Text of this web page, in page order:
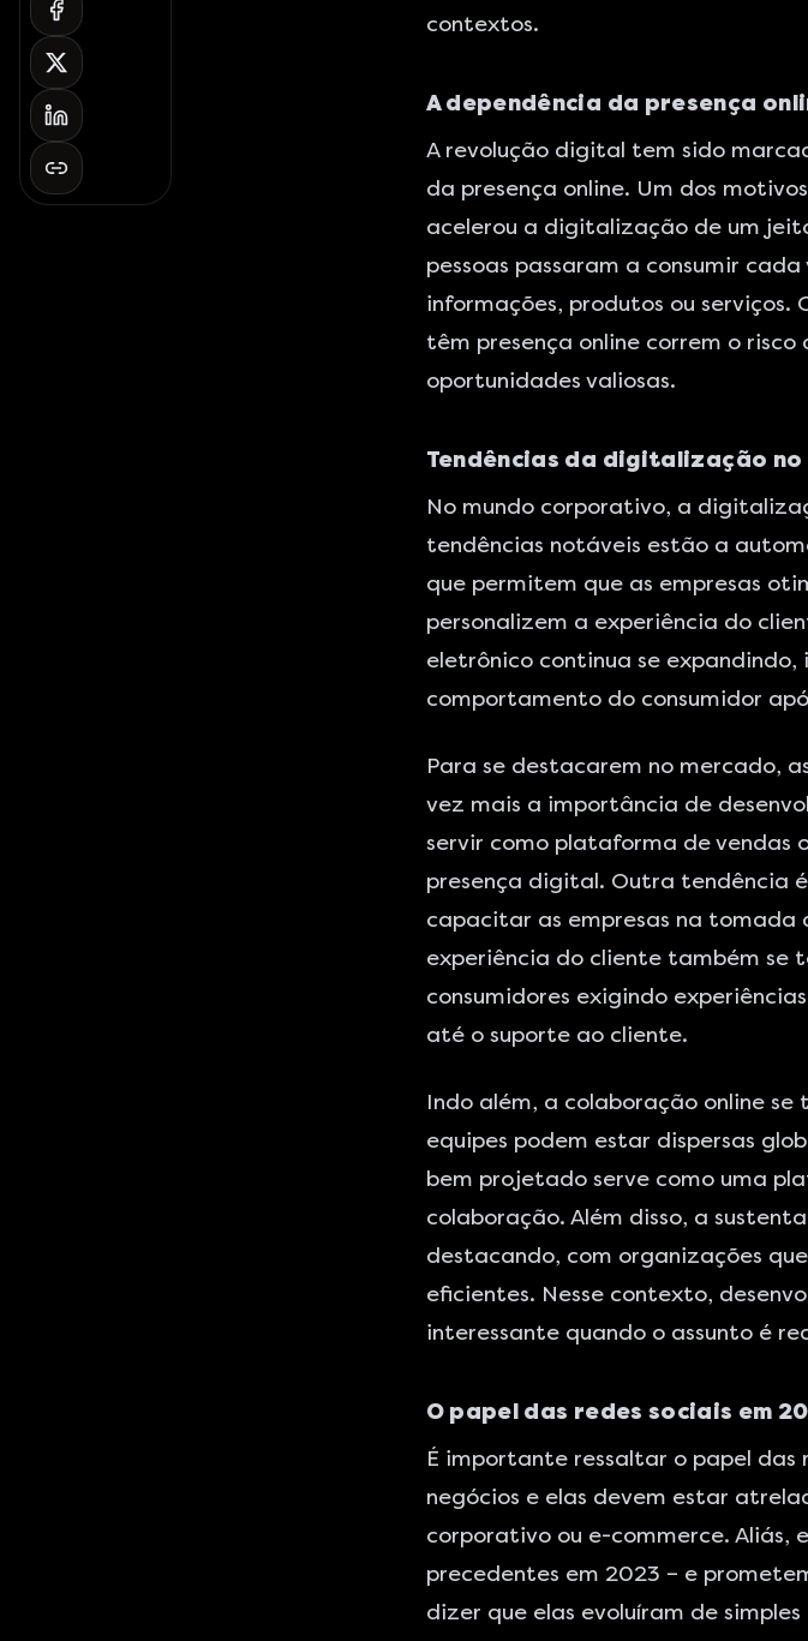
contextos.
A dependência da presença
A revolução digital tem sido
da presença online. Um dos
acelerou a digitalização de um
pessoas passaram a consumir
informações, produtos ou serviços.
têm presença online correm o
oportunidades valiosas.
Tendências da digitalização no
No mundo corporativo, a
tendências notáveis estão a
que permitem que as empresas
personalizem a experiência do
eletrônico continua se expandindo,
comportamento do consumidor
Para se destacarem no mercado,
vez mais a importância de
servir como plataforma devendas
presença digital. Outra tendência
capacitar as empresas na tomada
experiência do cliente também se
consumidores exigindo
até o suporte ao cliente.
Indo além, a colaboração online se
equipes podem estar dispersas
bem projetado serve como uma
colaboração. Além disso, a
destacando, com organizações
eficientes. Nesse contexto,
interessante quando o assunto é
O papel das redes sociais em
É importante ressaltar o papel das
negócios e elas devem estar
corporativo ou e-commerce. Aliás,
precedentes em 2023 – e
dizer que elas evoluíram de